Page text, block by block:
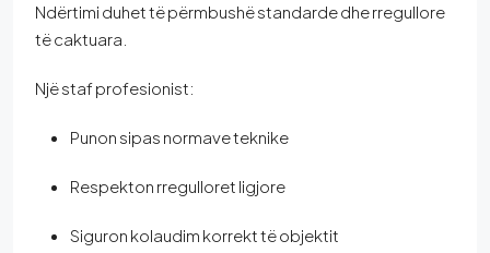
Ndërtimi duhet të përmbushë standarde dhe rregullore
të caktuara.
Një staf profesionist:
Punon sipas normave teknike
Respekton rregulloret ligjore
Siguron kolaudim korrekt të objektit